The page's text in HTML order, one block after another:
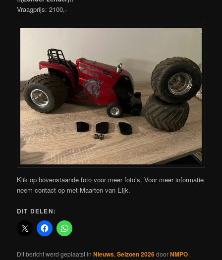
Vraagprijs: 2100,-
Klik op bovenstaande foto voor meer foto’s. Voor meer informatie
neem contact op met Maarten van Eijk.
DIT DELEN:
Dit bericht werd geplaatst inNieuws,Seizoen 2026doorNMPO .